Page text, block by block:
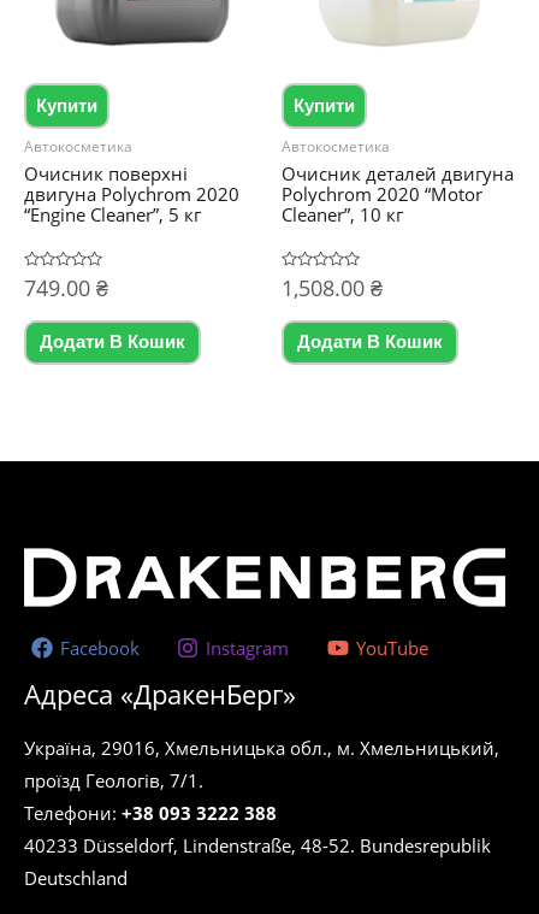
Купити
Автокосметика
Очисник поверхні
двигуна Polychrom 2020
“Engine Cleaner”, 5 кг
Оцінено
в
з
749.00 ₴
Додати В Кошик
Купити
Автокосметика
Очисник деталей двигуна
Polychrom 2020 “Motor
Cleaner”, 10 кг
Оцінено
в
з
1,508.00 ₴
Додати В Кошик
Facebook Instagram YouTube
Адреса «ДракенБерг»
Україна, 29016, Хмельницька обл., м. Хмельницький,
проїзд Геологів, 7/1.
Телефони: +38 093 3222 388
40233 Düsseldorf, Lindenstraße, 48-52. Bundesrepublik
Deutschland